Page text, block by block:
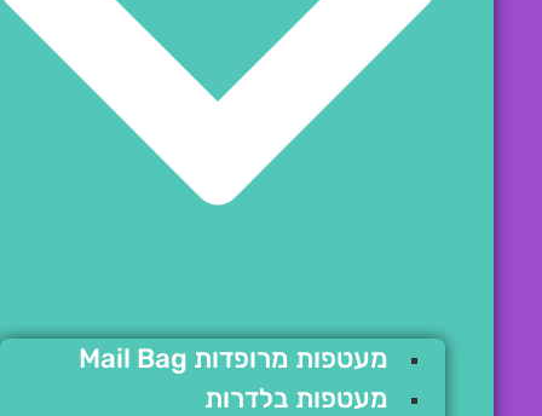
מעטפות מרופדות Mail Bag
מעטפות בלדרות